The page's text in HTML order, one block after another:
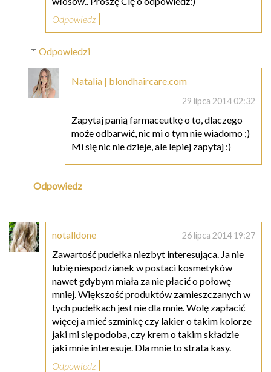
Odpowiedz
Odpowiedzi
Natalia | blondhaircare.com
29 lipca 2014 02:32
Zapytaj panią farmaceutkę o to, dlaczego
może odbarwić, nic mi o tym nie wiadomo ;)
Mi się nic nie dzieje, ale lepiej zapytaj :)
Odpowiedz
notalldone 26 lipca 2014 19:27
Zawartość pudełka niezbyt interesująca. Ja nie
lubię niespodzianek w postaci kosmetyków
nawet gdybym miała za nie płacić o połowę
mniej. Większość produktów zamieszczanych w
tych pudełkach jest nie dla mnie. Wolę zapłacić
więcej a mieć szminkę czy lakier o takim kolorze
jaki mi się podoba, czy krem o takim składzie
jaki mnie interesuje. Dla mnie to strata kasy.
Odpowiedz